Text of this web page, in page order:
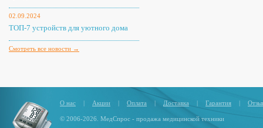
02.09.2024
ТОП-7 устройств для уютного дома
Смотреть все новости →
О нас | Акции | Оплата | Доставка | Гарантия |
© 2006-2026. МедСпрос - продажа медицинской техники